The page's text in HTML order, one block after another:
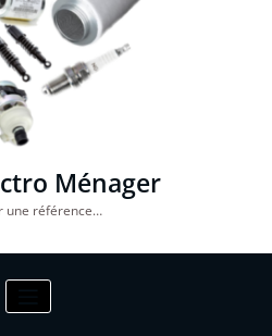
Ménager
une référence…